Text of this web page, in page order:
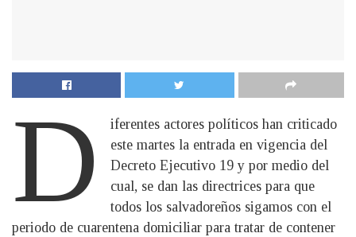
D
iferentes actores políticos han criticado
este martes la entrada en vigencia del
Decreto Ejecutivo 19 y por medio del
cual, se dan las directrices para que
todos los salvadoreños sigamos con el
periodo de cuarentena domiciliar para tratar de contener